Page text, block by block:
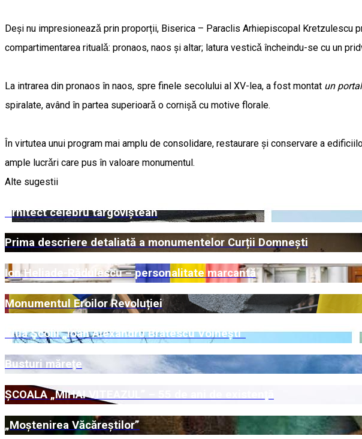
Deşi nu impresioneazǎ prin proporții, Biserica – Paraclis Arhiepiscopal Kretzulescu
compartimentarea ritualǎ: pronaos, naos şi altar; latura vesticǎ încheindu-se cu un
La intrarea din pronaos în naos, spre finele secolului al XV-lea, a fost montat un
spiralate, având în partea superioarǎ o cornişǎ cu motive florale.
În virtutea unui program mai amplu de consolidare, restaurare şi conservare a
ample lucrǎri care pus în valoare monumentul.
Alte sugestii
Arhitect celebru târgoviștean
Prima descriere detaliată a monumentelor Curții Domnești
Ion Heliade-Rădulescu – personalitate marcantă
Monumentul Eroilor Revoluției
Ziua Școlii „Ioan Alexandru Brătescu Voinești”
Busturi mărețe
ȘCOALA „MIHAI VITEAZUL” – 55 de ani de existență
„Moștenirea Văcăreștilor”